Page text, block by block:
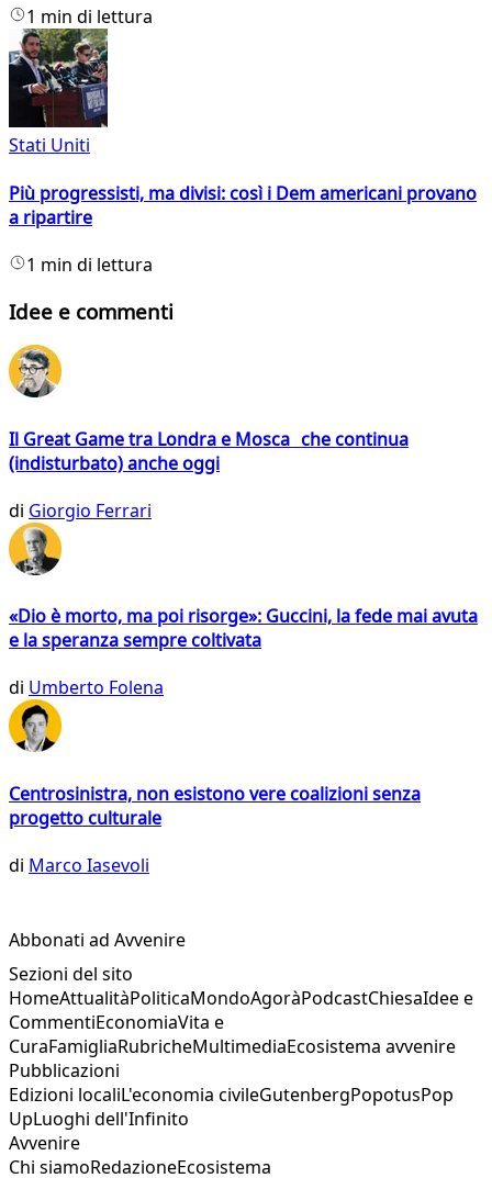
1 min di lettura
Stati Uniti
Più progressisti, ma divisi: così i Dem americani provano
a ripartire
1 min di lettura
Idee e commenti
Il Great Game tra Londra e Mosca che continua
(indisturbato) anche oggi
di Giorgio Ferrari
«Dio è morto, ma poi risorge»: Guccini, la fede mai avuta
e la speranza sempre coltivata
di Umberto Folena
Centrosinistra, non esistono vere coalizioni senza
progetto culturale
di Marco Iasevoli
Abbonati ad Avvenire
Sezioni del sito
HomeAttualitàPoliticaMondoAgoràPodcastChiesaIdee e
CommentiEconomiaVita e
CuraFamigliaRubricheMultimediaEcosistema avvenire
Pubblicazioni
Edizioni localiL'economia civileGutenbergPopotusPop
UpLuoghi dell'Infinito
Avvenire
Chi siamoRedazioneEcosistema